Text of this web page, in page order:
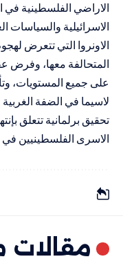
الاراضي الفلسطينية في
الاسرائيلية والسياسات
الاونروا التي تتعرض
المتحالفة معها، وفرض
على جميع المستويات،
لاسيما في الضفة
تحقيق برلمانية تتعلق
الاسرى الفلسطينيين
مقالات